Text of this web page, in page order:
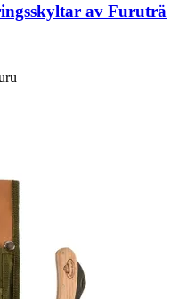
av Furuträ